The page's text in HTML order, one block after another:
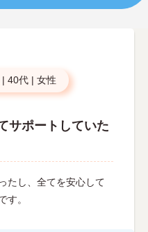
| 40代 | 女性
サポートしていた
たし、全てを安心して
す。